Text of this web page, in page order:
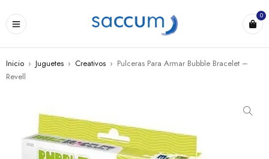
0
Inicio › Juguetes › Creativos › Pulceras Para Armar Bubble Bracelet –
Revell